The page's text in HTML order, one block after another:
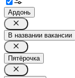
Ардонь
В названии вакансии
Пятёрочка